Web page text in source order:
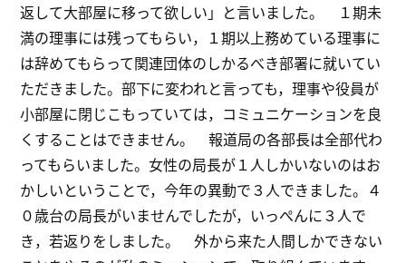
返して大部屋に移って欲しい」と言いました。 １期未
満の理事には残ってもらい，１期以上務めている理事に
は辞めてもらって関連団体のしかるべき部署に就いてい
ただきました。部下に変われと言っても，理事や役員が
小部屋に閉じこもっていては，コミュニケーションを良
くすることはできません。 報道局の各部長は全部代わ
ってもらいました。女性の局長が１人しかいないのはお
かしいということで，今年の異動で３人できました。４
０歳台の局長がいませんでしたが，いっぺんに３人で
き，若返りをしました。 外から来た人間しかできない